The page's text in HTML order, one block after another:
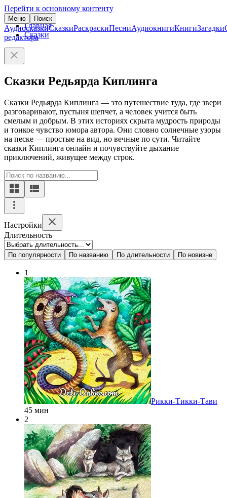
Перейти к основному контенту
Меню Поиск
АудиосказкиСказкиРаскраскиПесниАудиокнигиКнигиЗагадки
редактора
Главная
Сказки
Сказки Редьярда Киплинга
Сказки Редьярда Киплинга — это путешествие туда, где звери
разговаривают, пустыня шепчет, а человек учится быть
смелым и добрым. В этих историях скрыта мудрость природы
и тонкое чувство юмора автора. Они словно солнечные узоры
на песке — простые на вид, но вечные по сути. Читайте
сказки Киплинга онлайн и почувствуйте дыхание
приключений, живущее между строк.
Настройки
Длительность
По популярности По названию По длительности По новизне
1
Рикки-Тикки-Тави
45 мин
2